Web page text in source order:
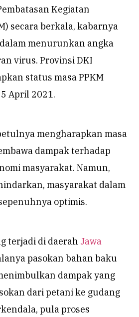
Kegiatan
secara berkala, kabarnya
menurunkan angka
virus. Provinsi DKI
status masa PPKM
April 2021.
mengharapkan masa
dampak terhadap
masyarakat. Namun,
masyarakat dalam
optimis.
terjadi di daerah Jawa
pasokan bahan baku
dampak yang
dari petani ke gudang
pula proses